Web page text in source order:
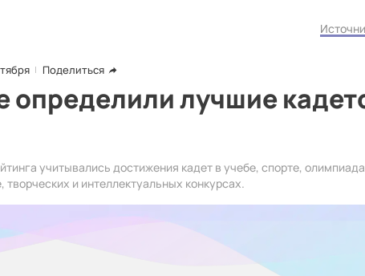
Поделиться
определили лучшие
учитывались достижения кадет в учебе, спорте,
творческих и интеллектуальных конкурсах.